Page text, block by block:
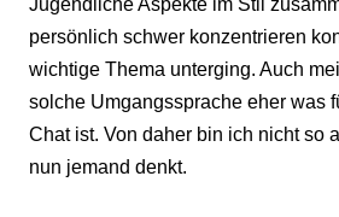
Jugendliche Aspekte im Stil
persönlich schwer konzentrieren
wichtige Thema unterging. Auch
solche Umgangssprache eher was
Chat ist. Von daher bin ich nicht so
nun jemand denkt.